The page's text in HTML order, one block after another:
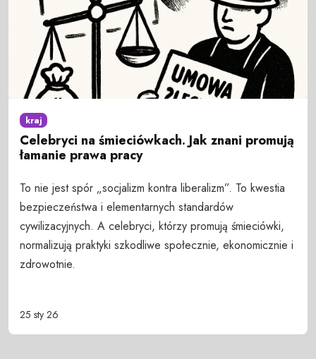
kraj
Celebryci na śmieciówkach. Jak znani promują
łamanie prawa pracy
To nie jest spór „socjalizm kontra liberalizm”. To kwestia
bezpieczeństwa i elementarnych standardów
cywilizacyjnych. A celebryci, którzy promują śmieciówki,
normalizują praktyki szkodliwe społecznie, ekonomicznie i
zdrowotnie.
25 sty 26